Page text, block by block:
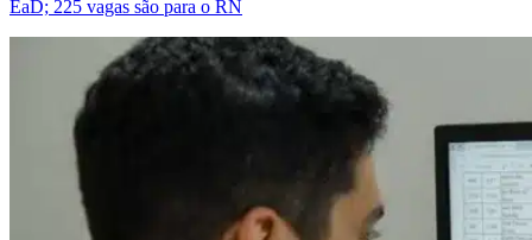
EaD; 225 vagas são para o RN